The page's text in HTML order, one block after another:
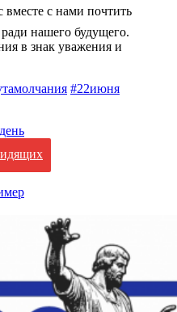
с нами почтить
нашего будущего.
в знак уважения и
#22июня